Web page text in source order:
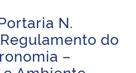
e AbastecimentoN.
do
–